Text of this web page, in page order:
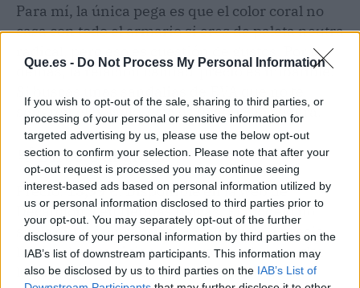
Que.es - Do Not Process My Personal Information
If you wish to opt-out of the sale, sharing to third parties, or
processing of your personal or sensitive information for
targeted advertising by us, please use the below opt-out
section to confirm your selection. Please note that after your
opt-out request is processed you may continue seeing
interest-based ads based on personal information utilized by
us or personal information disclosed to third parties prior to
your opt-out. You may separately opt-out of the further
disclosure of your personal information by third parties on the
IAB’s list of downstream participants. This information may
also be disclosed by us to third parties on the IAB’s List of
Para mí, la única pega es que el color coral no
casa con todo el armario si eres de paleta neutra
radical, pero eso es cuestión de gustos. Por lo
demás, la relación calidad-precio es imbatible.
sangren el bolsillo, esta es tu apuesta segura.
🛒 Directo al grano
Precio:13,99 €. Disponible en la web de
Decathlon y en tiendas físicas. El modelo no
suele entrar en rebajas porque vuela a precio
habitual, pero si tienes suerte en algún outlet
local, puedes encontrarlo aún más barato.